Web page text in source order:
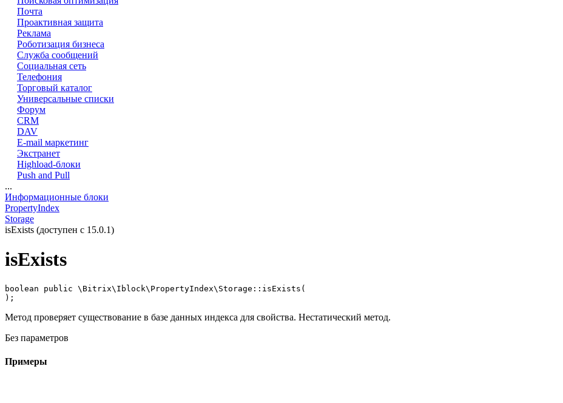
Почта
Проактивная защита
Реклама
Роботизация бизнеса
Служба сообщений
Социальная сеть
Телефония
Торговый каталог
Универсальные списки
Форум
CRM
DAV
E-mail маркетинг
Экстранет
Highload-блоки
Push and Pull
...
Информационные блоки
PropertyIndex
Storage
isExists (доступен с 15.0.1)
isExists
boolean public \Bitrix\Iblock\PropertyIndex\Storage::isExists(
);
Метод проверяет существование в базе данных индекса для свойства. Нестатический метод.
Без параметров
Примеры